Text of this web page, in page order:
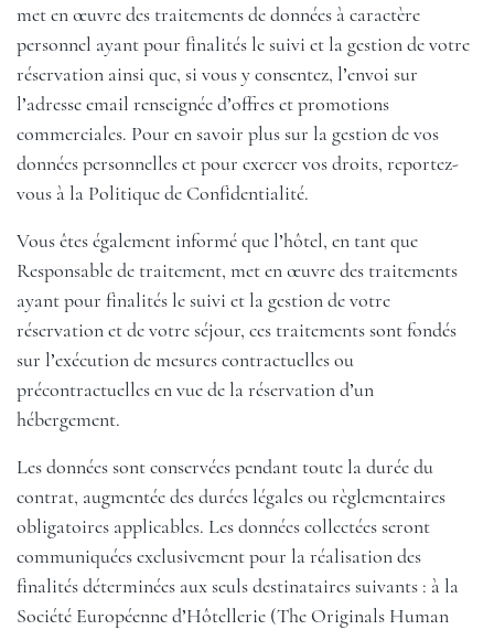
met en œuvre des traitements de données à caractère
personnel ayant pour finalités le suivi et la gestion de votre
réservation ainsi que, si vous y consentez, l’envoi sur
l’adresse email renseignée d’offres et promotions
commerciales. Pour en savoir plus sur la gestion de vos
données personnelles et pour exercer vos droits, reportez-
vous à la Politique de Confidentialité.
Vous êtes également informé que l’hôtel, en tant que
Responsable de traitement, met en œuvre des traitements
ayant pour finalités le suivi et la gestion de votre
réservation et de votre séjour, ces traitements sont fondés
sur l’exécution de mesures contractuelles ou
précontractuelles en vue de la réservation d’un
hébergement.
Les données sont conservées pendant toute la durée du
contrat, augmentée des durées légales ou règlementaires
obligatoires applicables. Les données collectées seront
communiquées exclusivement pour la réalisation des
finalités déterminées aux seuls destinataires suivants : à la
Société Européenne d’Hôtellerie (The Originals Human